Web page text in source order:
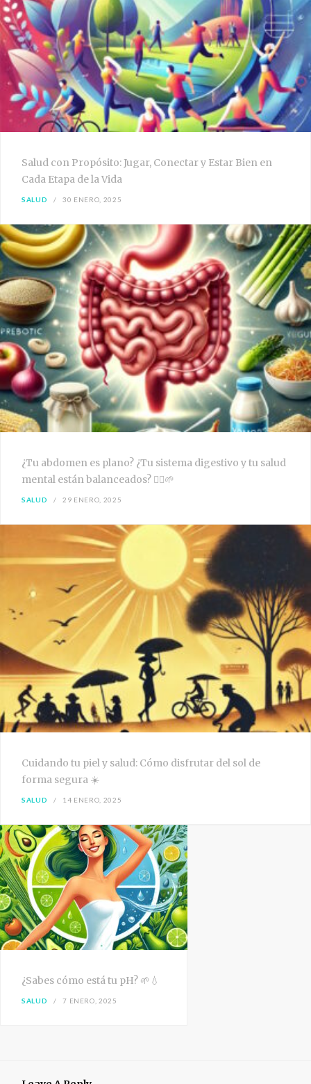
Salud con Propósito: Jugar, Conectar y Estar Bien en
Cada Etapa de la Vida
SALUD 30 ENERO, 2025
¿Tu abdomen es plano? ¿Tu sistema digestivo y tu salud
mental están balanceados? 🧘‍♀️🌱
SALUD 29 ENERO, 2025
Cuidando tu piel y salud: Cómo disfrutar del sol de
forma segura ☀️
SALUD 14 ENERO, 2025
¿Sabes cómo está tu pH? 🌱💧
SALUD 7 ENERO, 2025